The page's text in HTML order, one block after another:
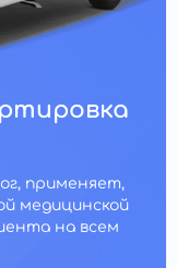
применяет,
медицинской
на всем